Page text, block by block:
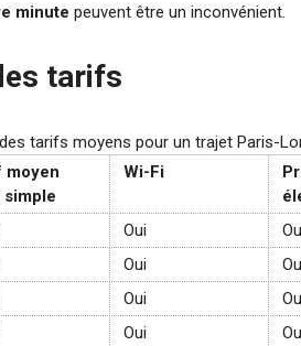
minute peuvent être un inconvénient.
tarifs
tarifs moyens pour un trajet Paris-
moyen
simple
Wi-Fi
Oui
Oui
Oui
Oui